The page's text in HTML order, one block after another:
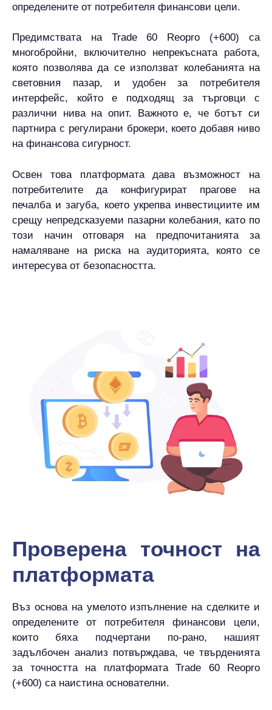
определените от потребителя финансови цели.
Предимствата на Trade 60 Reopro (+600) са
многобройни, включително непрекъсната работа,
която позволява да се използват колебанията на
световния пазар, и удобен за потребителя
интерфейс, който е подходящ за търговци с
различни нива на опит. Важното е, че ботът си
партнира с регулирани брокери, което добавя ниво
на финансова сигурност.
Освен това платформата дава възможност на
потребителите да конфигурират прагове на
печалба и загуба, което укрепва инвестициите им
срещу непредсказуеми пазарни колебания, като по
този начин отговаря на предпочитанията за
намаляване на риска на аудиторията, която се
интересува от безопасността.
Проверена точност на
платформата
Въз основа на умелото изпълнение на сделките и
определените от потребителя финансови цели,
които бяха подчертани по-рано, нашият
задълбочен анализ потвърждава, че твърденията
за точността на платформата Trade 60 Reopro
(+600) са наистина основателни.